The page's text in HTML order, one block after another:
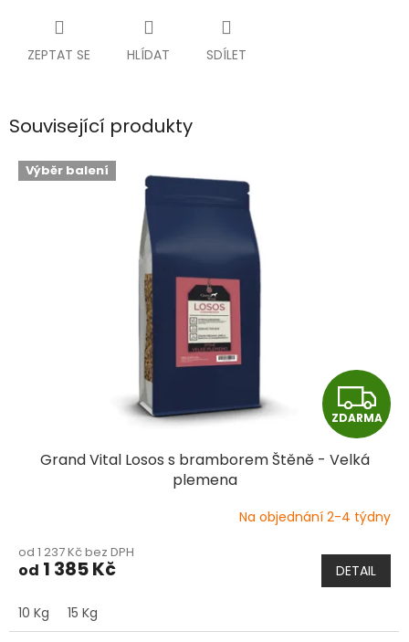
ZEPTAT SE HLÍDAT SDÍLET
Související produkty
Výběr balení
Z
D
R
M
A
ZDARMA
Grand Vital Losos s bramborem Štěně - Velká
plemena
produktu
je
z
5
Na objednání 2-4 týdny
od 1 237 Kč bez DPH
od 1 385 Kč DETAIL
10 Kg 15 Kg